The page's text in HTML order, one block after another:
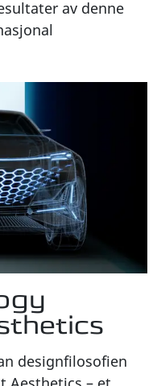
av denne
designfilosofien